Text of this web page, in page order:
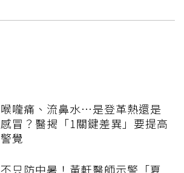
喉嚨痛、流鼻水⋯是登革熱還是
感冒？醫揭「1關鍵差異」要提高
警覺
不只防中暑！黃軒醫師示警「夏